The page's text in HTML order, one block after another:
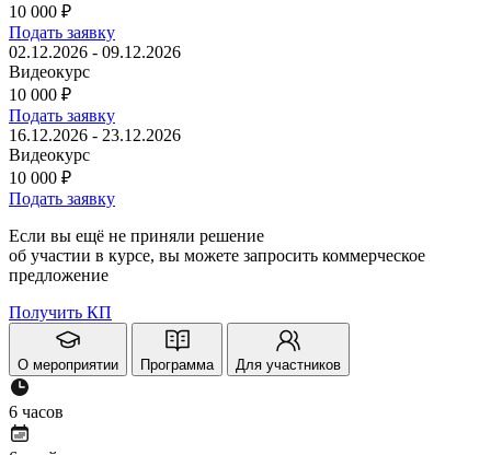
10 000 ₽
Подать заявку
02.12.2026 - 09.12.2026
Видеокурс
10 000 ₽
Подать заявку
16.12.2026 - 23.12.2026
Видеокурс
10 000 ₽
Подать заявку
Если вы ещё не приняли решение
об участии в курсе, вы можете запросить коммерческое
предложение
Получить КП
О мероприятии Программа Для участников
6 часов